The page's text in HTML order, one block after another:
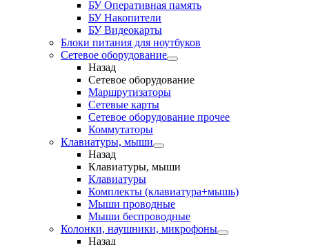
БУ Оперативная память
БУ Накопители
БУ Видеокарты
Блоки питания для ноутбуков
Сетевое оборудование
Назад
Сетевое оборудование
Маршрутизаторы
Сетевые карты
Сетевое оборудование прочее
Коммутаторы
Клавиатуры, мыши
Назад
Клавиатуры, мыши
Клавиатуры
Комплекты (клавиатура+мышь)
Мыши проводные
Мыши беспроводные
Колонки, наушники, микрофоны
Назад